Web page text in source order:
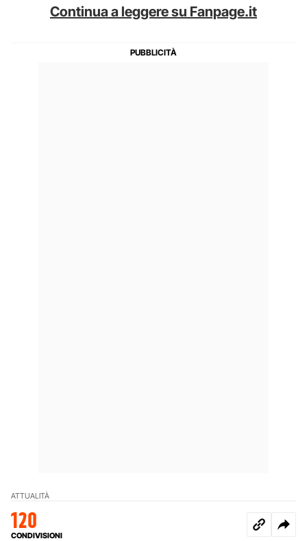
Continua a leggere su Fanpage.it
ATTUALITÀ
120
CONDIVISIONI